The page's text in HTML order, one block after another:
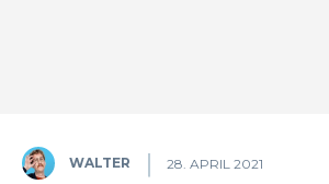
WALTER 28. APRIL 2021